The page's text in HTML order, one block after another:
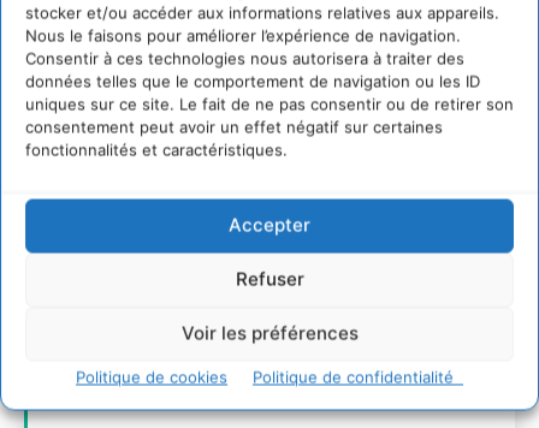
stocker et/ou accéder aux informations relatives aux appareils.
Nous le faisons pour améliorer l’expérience de navigation.
Consentir à ces technologies nous autorisera à traiter des
données telles que le comportement de navigation ou les ID
uniques sur ce site. Le fait de ne pas consentir ou de retirer son
consentement peut avoir un effet négatif sur certaines
fonctionnalités et caractéristiques.
Accepter
Refuser
Voir les préférences
Politique de cookies Politique de confidentialité